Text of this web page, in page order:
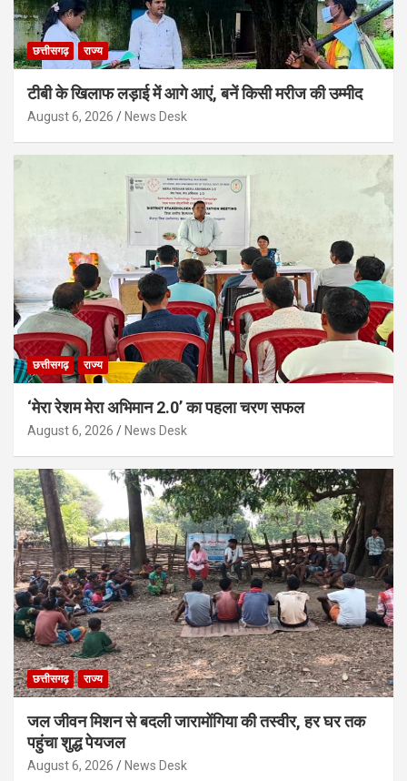
छत्तीसगढ़ राज्य
टीबी के खिलाफ लड़ाई में आगे आएं, बनें किसी मरीज की उम्मीद
August 6, 2026 News Desk
छत्तीसगढ़ राज्य
‘मेरा रेशम मेरा अभिमान 2.0’ का पहला चरण सफल
August 6, 2026 News Desk
छत्तीसगढ़ राज्य
जल जीवन मिशन से बदली जारामोंगिया की तस्वीर, हर घर तक
पहुंचा शुद्ध पेयजल
August 6, 2026 News Desk